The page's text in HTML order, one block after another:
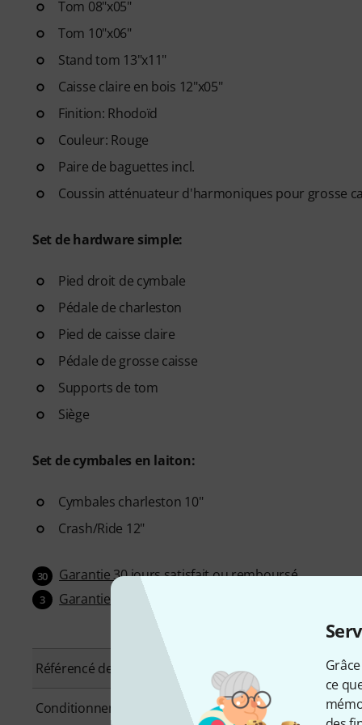
ce
- une communauté de soutien
d'activation par e-mail.
expiration.
Tom 08"x05"
Tom 10"x06"
Stand tom 13"x11"
Caisse claire en bois 12"x05"
Finition: Rhodoïd
Couleur: Rouge
Paire de baguettes incl.
Coussin atténuateur d'harmoniques pour grosse
Set de hardware simple:
Pied droit de cymbale
Pédale de charleston
Pied de caisse claire
Pédale de grosse caisse
Supports de tom
Siège
Set de cymbales en laiton:
Cymbales charleston 10"
Crash/Ride 12"
30 Garantie 30 jours satisfait ou remboursé
3 Garantie 3 ans Thomann
Référencé depuis Décembre 2020
Conditionnement (UVC) 1 Pièce(s)